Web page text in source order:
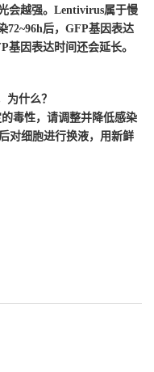
会越强。Lentivirus属于慢
72~96h后，GFP基因表达
基因表达时间还会延长。
为什么？
毒性，请调整并降低感染
对细胞进行换液，用新鲜